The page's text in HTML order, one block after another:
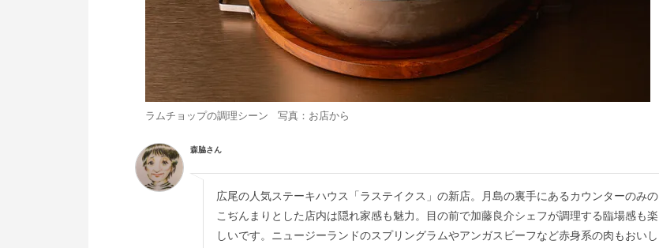
ラムチョップの調理シーン 写真：お店から
森脇さん
広尾の人気ステーキハウス「ラステイクス」の新店。月島の裏手にあるカウンターのみの
こぢんまりとした店内は隠れ家感も魅力。目の前で加藤良介シェフが調理する臨場感も楽
しいです。ニュージーランドのスプリングラムやアンガスビーフなど赤身系の肉もおいし